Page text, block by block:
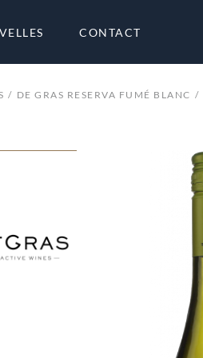
CONTACT
DE GRAS RESERVA FUMÉ BLANC